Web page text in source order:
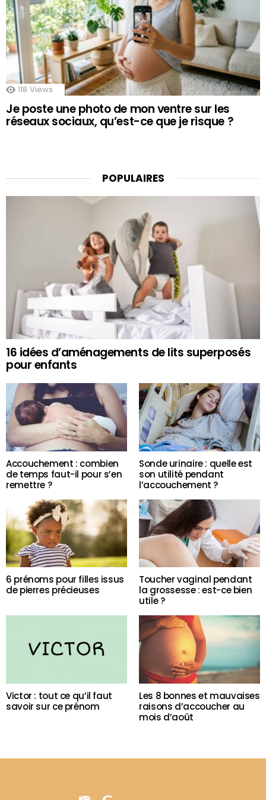
118 Views
Je poste une photo de mon ventre sur les
réseaux sociaux, qu’est-ce que je risque ?
POPULAIRES
16 idées d’aménagements de lits superposés
pour enfants
Accouchement : combien
de temps faut-il pour s’en
remettre ?
Sonde urinaire : quelle est
son utilité pendant
l’accouchement ?
6 prénoms pour filles issus
de pierres précieuses
Toucher vaginal pendant
la grossesse : est-ce bien
utile ?
Victor : tout ce qu’il faut
savoir sur ce prénom
Les 8 bonnes et mauvaises
raisons d’accoucher au
mois d’août